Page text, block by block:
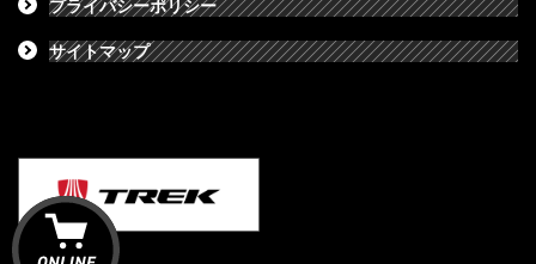
プライバシーポリシー
サイトマップ